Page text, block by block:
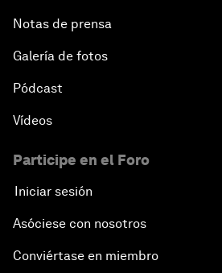
Notas de prensa
Galería de fotos
Pódcast
Vídeos
Participe en el Foro
Iniciar sesión
Asóciese con nosotros
Conviértase en miembro